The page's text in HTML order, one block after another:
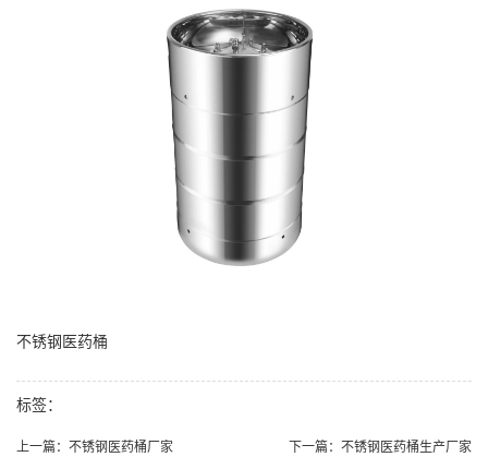
不锈钢医药桶
标签：
上一篇： 不锈钢医药桶厂家 下一篇： 不锈钢医药桶生产厂家